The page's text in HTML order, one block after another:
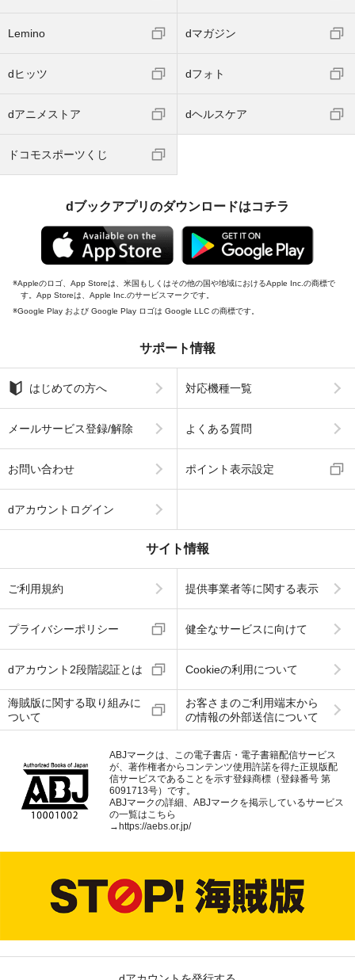
Lemino dマガジン
dヒッツ dフォト
dアニメストア dヘルスケア
ドコモスポーツくじ
dブックアプリのダウンロードはコチラ
Appleのロゴ、App Storeは、米国もしくはその他の国や地域におけるApple Inc.の商標で
す。App Storeは、Apple Inc.のサービスマークです。
Google Play および Google Play ロゴは Google LLC の商標です。
サポート情報
はじめての方へ 対応機種一覧
メールサービス登録/解除 よくある質問
お問い合わせ ポイント表示設定
dアカウントログイン
サイト情報
ご利用規約 提供事業者等に関する表示
プライバシーポリシー 健全なサービスに向けて
dアカウント2段階認証とは Cookieの利用について
海賊版に関する取り組みに
ついて
お客さまのご利用端末から
の情報の外部送信について
ABJマークは、この電子書店・電子書籍配信サービス
が、著作権者からコンテンツ使用許諾を得た正規版配
信サービスであることを示す登録商標（登録番号 第
6091713号）です。
ABJマークの詳細、ABJマークを掲示しているサービス
の一覧はこちら
→ https://aebs.or.jp/